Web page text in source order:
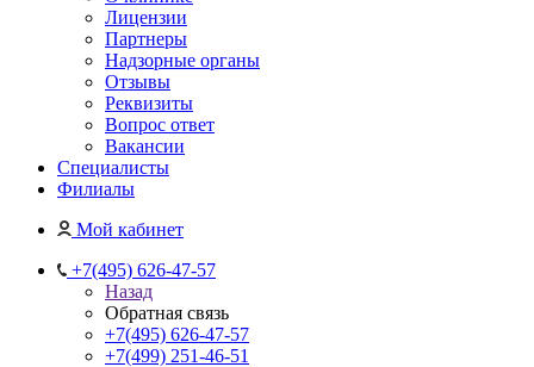
Лицензии
Партнеры
Надзорные органы
Отзывы
Реквизиты
Вопрос ответ
Вакансии
Специалисты
Филиалы
Мой кабинет
+7(495) 626-47-57
Назад
Обратная связь
+7(495) 626-47-57
+7(499) 251-46-51